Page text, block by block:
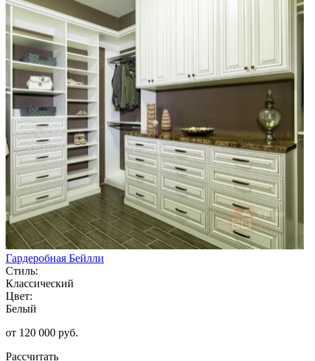
Гардеробная Бейлли
Стиль:
Классический
Цвет:
Белый
от 120 000 руб.
Рассчитать